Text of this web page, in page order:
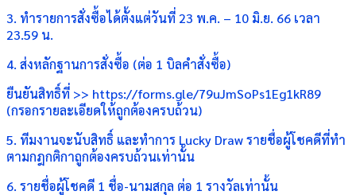
3. ทำรายการสั่งซื้อได้ตั้งแต่วันที่ 23 พ.ค. – 10 มิ.ย. 66 เวลา
23.59 น.
4. ส่งหลักฐานการสั่งซื้อ (ต่อ 1 บิลคำสั่งซื้อ)
ยืนยันสิทธิ์ที่ >> https://forms.gle/79uJmSoPs1Eg1kR89
(กรอกรายละเอียดให้ถูกต้องครบถ้วน)
5. ทีมงานจะนับสิทธิ์ และทำการ Lucky Draw รายชื่อผู้โชคดีที่ทำ
ตามกฎกติกาถูกต้องครบถ้วนเท่านั้น
6. รายชื่อผู้โชคดี 1 ชื่อ-นามสกุล ต่อ 1 รางวัลเท่านั้น